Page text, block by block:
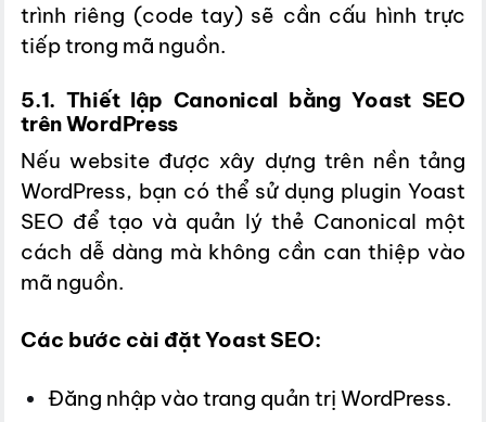
trình riêng (code tay) sẽ cần cấu hình trực
tiếp trong mã nguồn.
5.1. Thiết lập Canonical bằng Yoast SEO
trên WordPress
Nếu website được xây dựng trên nền tảng
WordPress, bạn có thể sử dụng plugin Yoast
SEO để tạo và quản lý thẻ Canonical một
cách dễ dàng mà không cần can thiệp vào
mã nguồn.
Các bước cài đặt Yoast SEO:
Đăng nhập vào trang quản trị WordPress.